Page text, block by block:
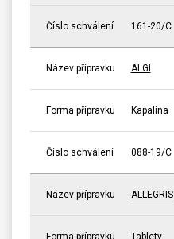
Číslo schválení 161-20/C
Název přípravku ALGI
Forma přípravku Kapalina
Číslo schválení 088-19/C
Název přípravku ALLEGRIS
Forma přípravku Tablety